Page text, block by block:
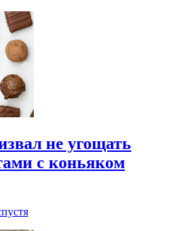
не угощать
с коньяком